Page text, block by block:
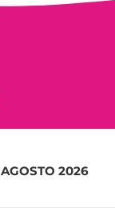
AGOSTO 2026